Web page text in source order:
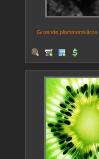
Groende plommomkärna